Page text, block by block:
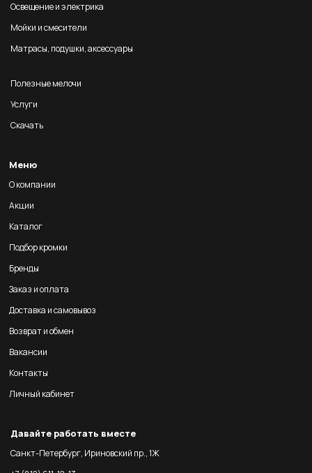
Освещение и электрика
Мойки и смесители
Матрасы, подушки, аксессуары
Полезные мелочи
Услуги
Скачать
Меню
О компании
Акции
Каталог
Подбор кромки
Бренды
Заказ и оплата
Доставка и самовывоз
Возврат и обмен
Вакансии
Контакты
Личный кабинет
Давайте работать вместе
Санкт-Петербург, Ириновский пр., 1Ж